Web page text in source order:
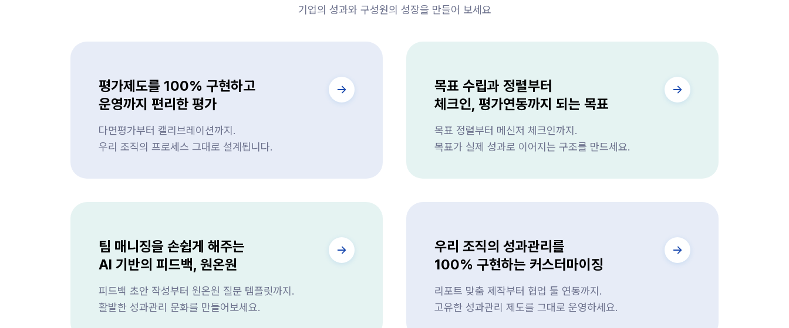
기업의 성과와 구성원의 성장을 만들어 보세요
평가제도를 100% 구현하고
운영까지 편리한 평가
다면평가부터 캘리브레이션까지.
우리 조직의 프로세스 그대로 설계됩니다.
목표 수립과 정렬부터
체크인, 평가연동까지 되는 목표
목표 정렬부터 메신저 체크인까지.
목표가 실제 성과로 이어지는 구조를 만드세요.
팀 매니징을 손쉽게 해주는
AI 기반의 피드백, 원온원
피드백 초안 작성부터 원온원 질문 템플릿까지.
활발한 성과관리 문화를 만들어보세요.
우리 조직의 성과관리를
100% 구현하는 커스터마이징
리포트 맞춤 제작부터 협업 툴 연동까지.
고유한 성과관리 제도를 그대로 운영하세요.